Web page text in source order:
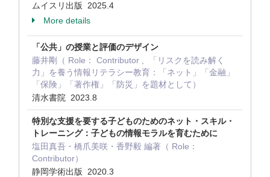
ムイスリ出版 2025.4
More details
「公共」の授業と評価のデザイン
藤井剛（ Role： Contributor , 「リスクを読み解く
力」を養う情報リテラシー教育：「ネット」「金融」
「保険」「著作権」「防災」を題材として）
清水書院 2023.8
特別な支援を要する子どものためのネット・スキル・
トレーニング：子どもの情報モラルを育むために
塩田真吾・橋爪美咲・香野毅 編著（ Role：
Contributor）
静岡学術出版 2020.3